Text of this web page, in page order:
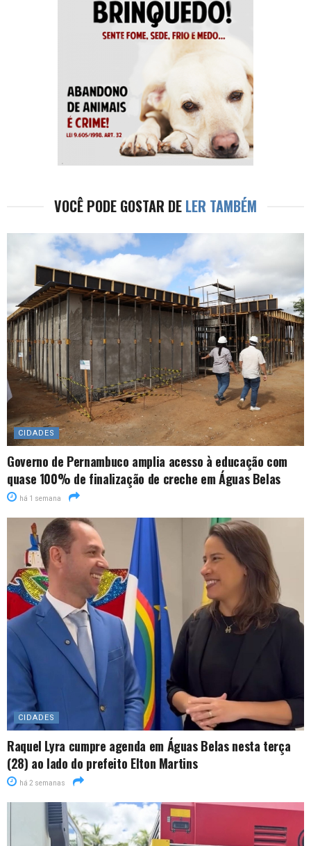
VOCÊ PODE GOSTAR DE LER TAMBÉM
CIDADES
Governo de Pernambuco amplia acesso à educação com
quase 100% de finalização de creche em Águas Belas
há 1 semana
CIDADES
Raquel Lyra cumpre agenda em Águas Belas nesta terça
(28) ao lado do prefeito Elton Martins
há 2 semanas